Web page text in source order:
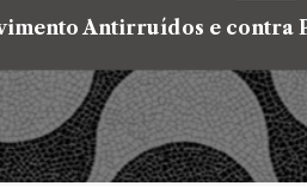
Antirruídos e contra